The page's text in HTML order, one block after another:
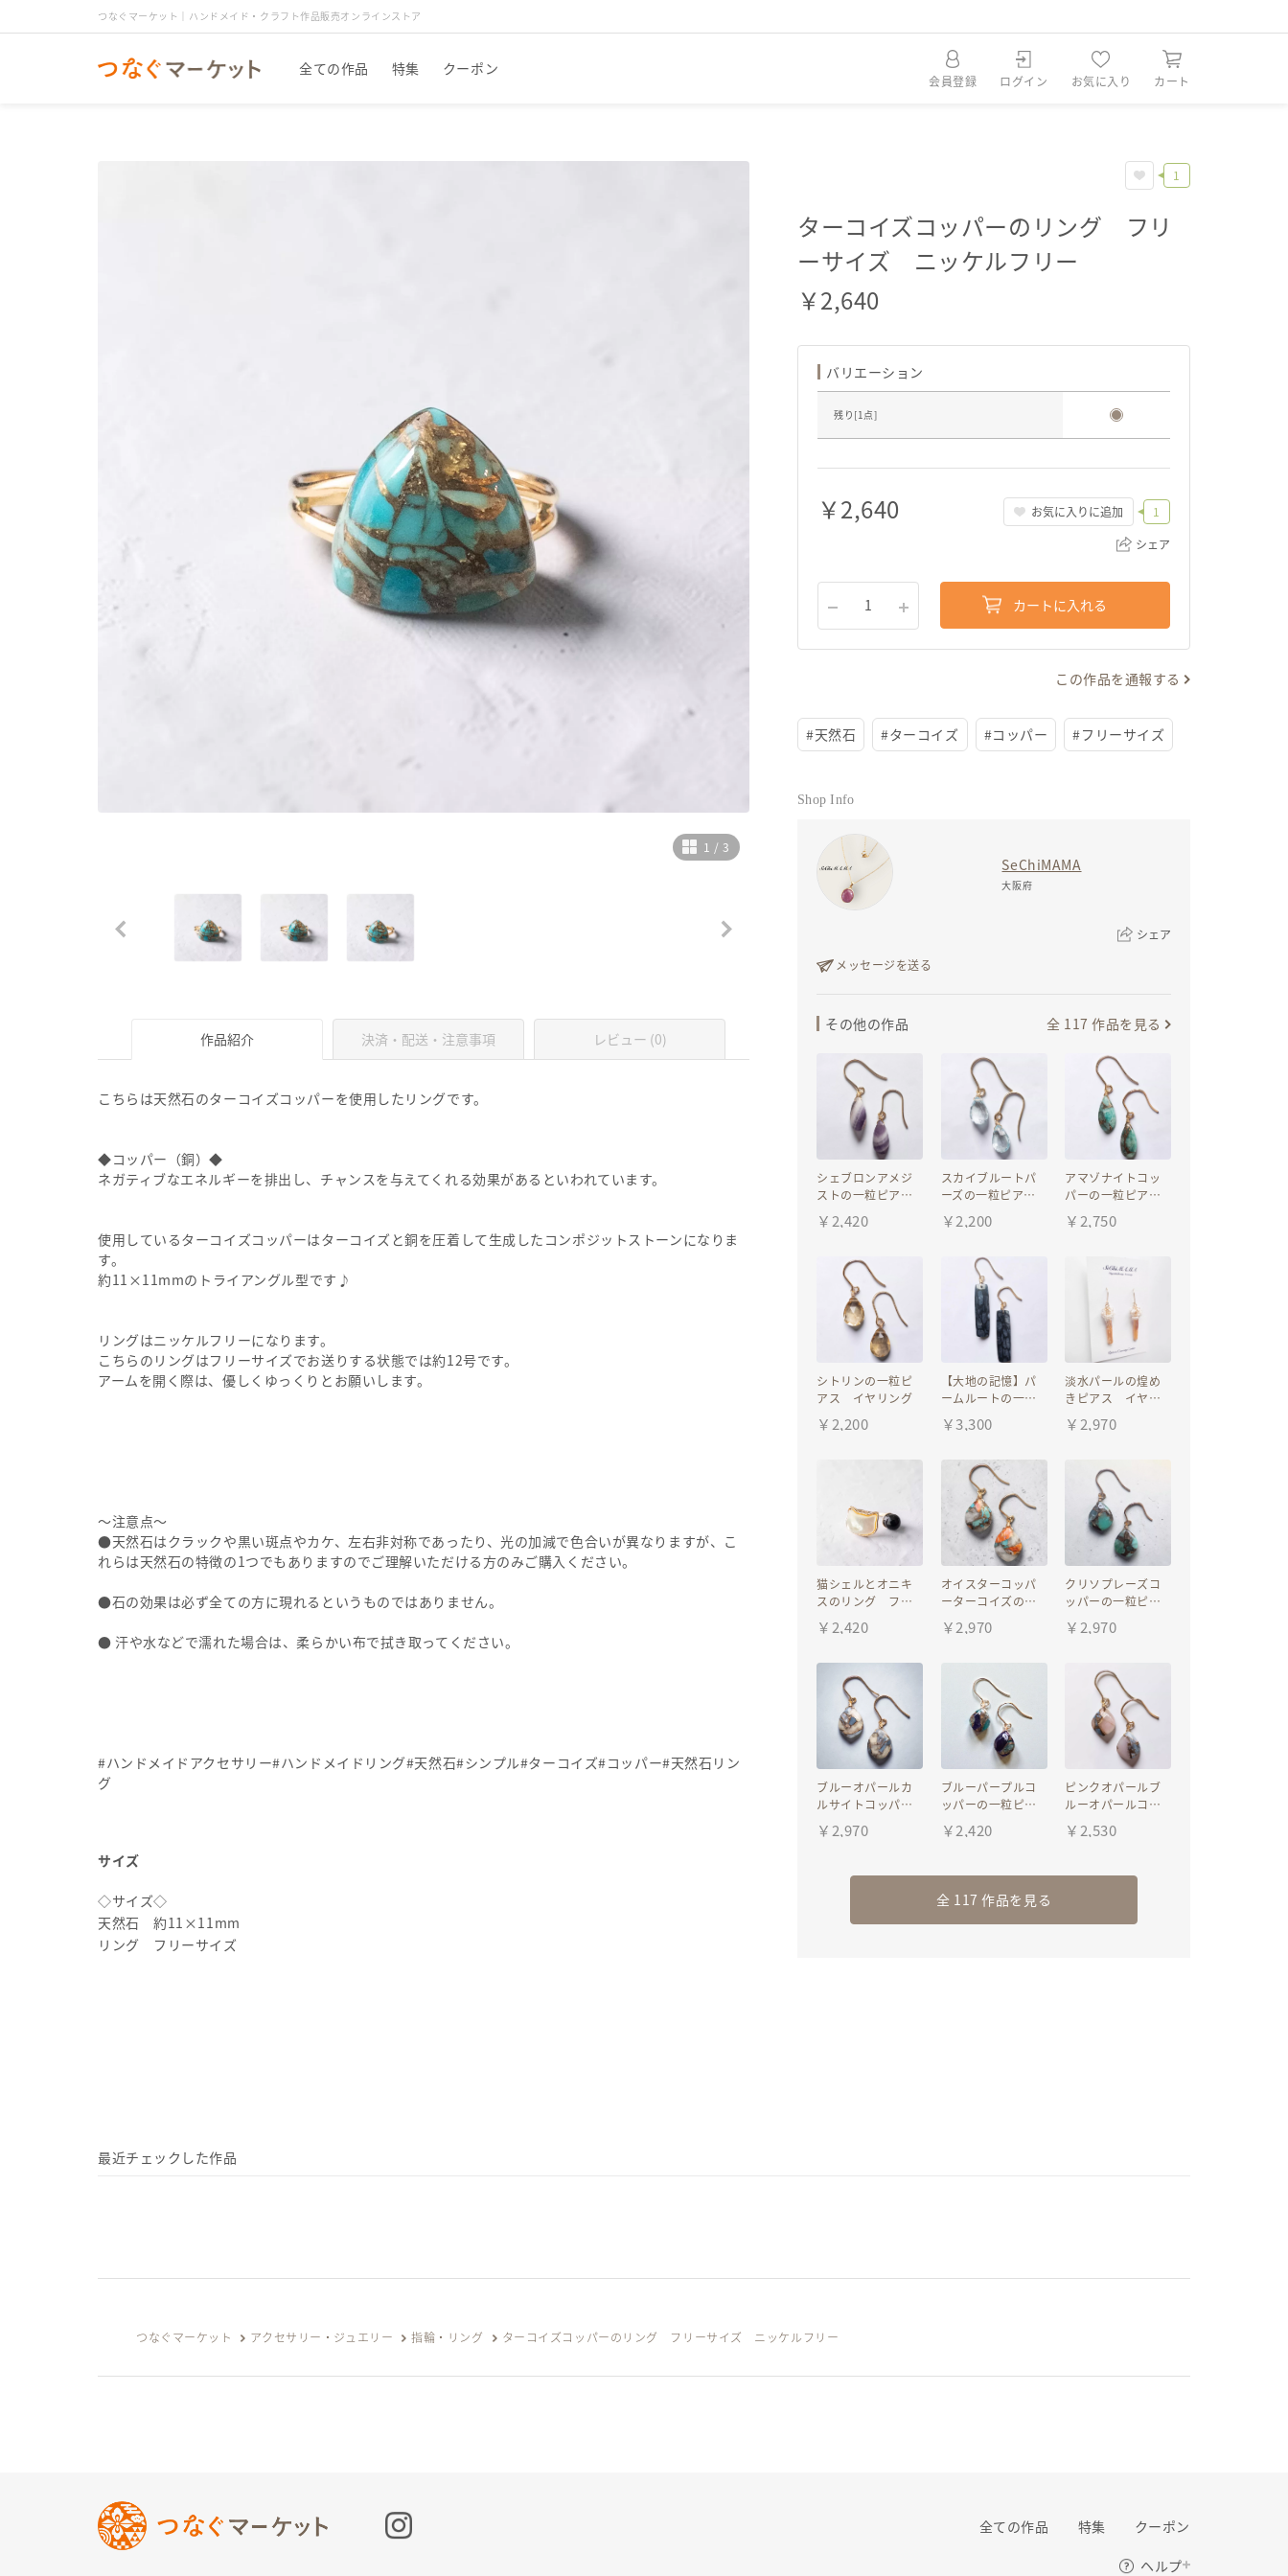
つなぐマーケット｜ハンドメイド・クラフト作品販売オンラインストア
全ての作品 特集 クーポン
会員登録 ログイン お気に入り カート
1 /3
作品紹介 決済・配送・注意事項 レビュー (0)
こちらは天然石のターコイズコッパーを使用したリングです。
◆コッパー（銅）◆
ネガティブなエネルギーを排出し、チャンスを与えてくれる効果があるといわれています。
使用しているターコイズコッパーはターコイズと銅を圧着して生成したコンポジットストーンになりま
す。
約11×11mmのトライアングル型です♪
リングはニッケルフリーになります。
こちらのリングはフリーサイズでお送りする状態では約12号です。
アームを開く際は、優しくゆっくりとお願いします。
〜注意点〜
●天然石はクラックや黒い斑点やカケ、左右非対称であったり、光の加減で色合いが異なりますが、こ
れらは天然石の特徴の1つでもありますのでご理解いただける方のみご購入ください。
●石の効果は必ず全ての方に現れるというものではありません。
● 汗や水などで濡れた場合は、柔らかい布で拭き取ってください。
#ハンドメイドアクセサリー#ハンドメイドリング#天然石#シンプル#ターコイズ#コッパー#天然石リン
グ
サイズ
◇サイズ◇
天然石 約11×11mm
リング フリーサイズ
ターコイズコッパーのリング フリ
ーサイズ ニッケルフリー
￥2,640
1
バリエーション
残り[1点]
￥2,640 お気に入りに追加
1
シェア
リンクをコピー
1 カートに入れる
この作品を通報する
#天然石 #ターコイズ #コッパー #フリーサイズ
Shop Info
SeChiMAMA
大阪府
シェア
リンクをコピー
メッセージを送る
その他の作品 全 117 作品を見る
シェブロンアメジ
ストの一粒ピア
￥ 2,420
スカイブルートパ
ーズの一粒ピア
￥2,200
アマゾナイトコッ
パーの一粒ピア
￥ 2,750
シトリンの一粒ピ
アス イヤリング
￥ 2,200
【大地の記憶】パ
ームルートの一粒
グ
￥3,300
淡水パールの煌め
きピアス イヤリ
￥ 2,970
猫シェルとオニキ
スのリング フリ
￥ 2,420
オイスターコッパ
ーターコイズの一
ング
￥2,970
クリソプレーズコ
ッパーの一粒ピア
￥ 2,970
ブルーオパールカ
ルサイトコッパー
ヤリング
￥ 2,970
ブルーパープルコ
ッパーの一粒ピア
￥2,420
ピンクオパールブ
ルーオパールコッ
ス イヤリング
￥ 2,530
全 117 作品を見る
最近チェックした作品
つなぐマーケット アクセサリー・ジュエリー 指輪・リング ターコイズコッパーのリング フリーサイズ ニッケルフリー
全ての作品 特集 クーポン
ヘルプ